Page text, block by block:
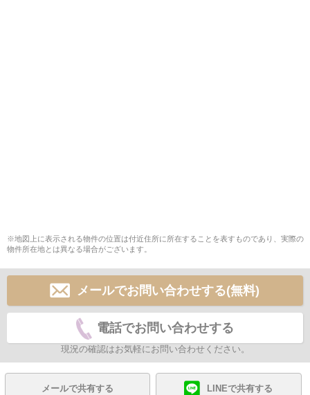
※地図上に表示される物件の位置は付近住所に所在することを表すものであり、実際の
物件所在地とは異なる場合がございます。
メールでお問い合わせする(無料)
電話でお問い合わせする
現況の確認はお気軽にお問い合わせください。
メールで共有する LINEで共有する